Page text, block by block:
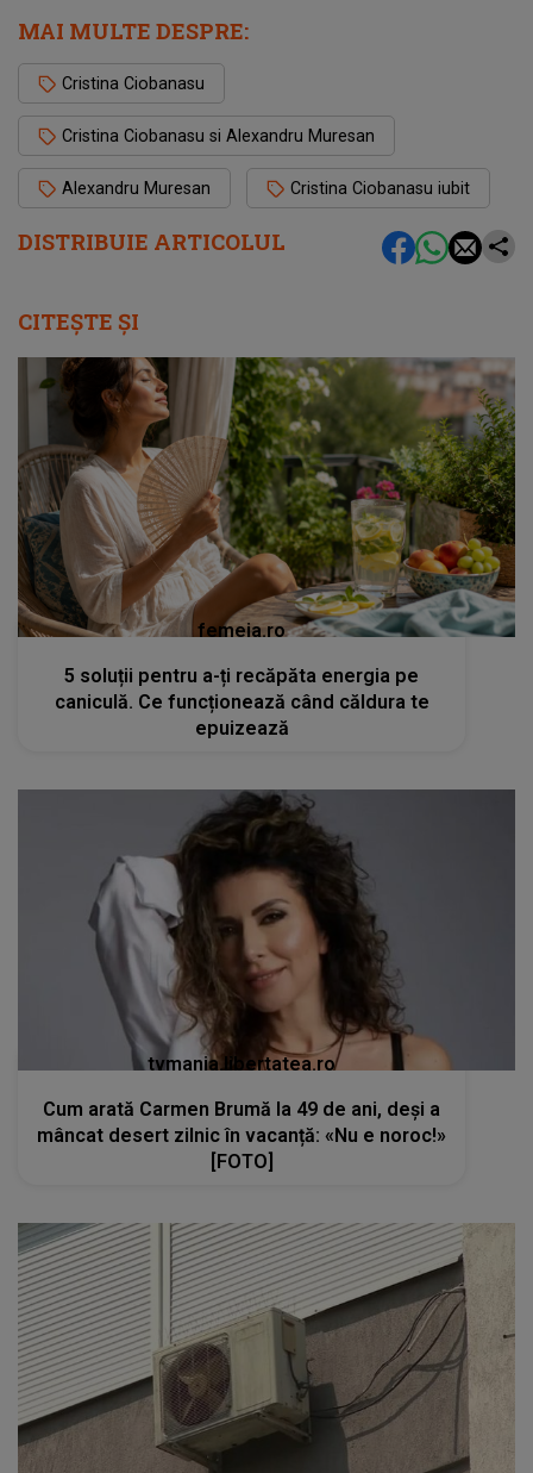
DISTRIBUIE ARTICOLUL
MAI MULTE DESPRE:
Cristina Ciobanasu
Cristina Ciobanasu si Alexandru Muresan
Alexandru Muresan Cristina Ciobanasu iubit
CITEȘTE ȘI
femeia.ro
5 soluții pentru a-ți recăpăta energia pe
caniculă. Ce funcționează când căldura te
epuizează
tvmania.libertatea.ro
Cum arată Carmen Brumă la 49 de ani, deși a
mâncat desert zilnic în vacanță: «Nu e noroc!»
[FOTO]